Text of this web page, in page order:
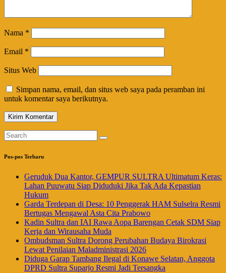
Nama *
Email *
Situs Web
Simpan nama, email, dan situs web saya pada peramban ini
untuk komentar saya berikutnya.
Pos-pos Terbaru
Geruduk Dua Kantor, GEMPUR SULTRA Ultimatum Keras:
Lahan Puuwatu Siap Diduduki Jika Tak Ada Kepastian
Hukum
Garda Terdepan di Desa: 10 Penggerak HAM Sulselra Resmi
Bertugas Mengawal Asta Cita Prabowo
Kadin Sultra dan IAI Rawa Aopa Barengan Cetak SDM Siap
Kerja dan Wirausaha Muda
Ombudsman Sultra Dorong Perubahan Budaya Birokrasi
Lewat Penilaian Maladministrasi 2026
Diduga Garap Tambang Ilegal di Konawe Selatan, Anggota
DPRD Sultra Suparjo Resmi Jadi Tersangka